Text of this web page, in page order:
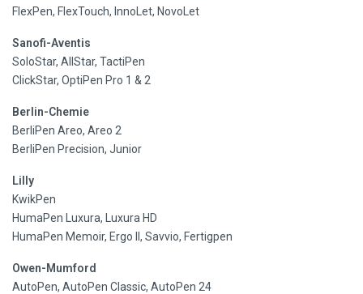
FlexPen, FlexTouch, InnoLet, NovoLet
Sanofi-Aventis
SoloStar, AllStar, TactiPen
ClickStar, OptiPen Pro 1 & 2
Berlin-Chemie
BerliPen Areo, Areo 2
BerliPen Precision, Junior
Lilly
KwikPen
HumaPen Luxura, Luxura HD
HumaPen Memoir, Ergo II, Savvio, Fertigpen
Owen-Mumford
AutoPen, AutoPen Classic, AutoPen 24